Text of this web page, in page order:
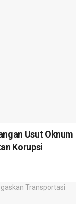
Usut Oknum
Korupsi